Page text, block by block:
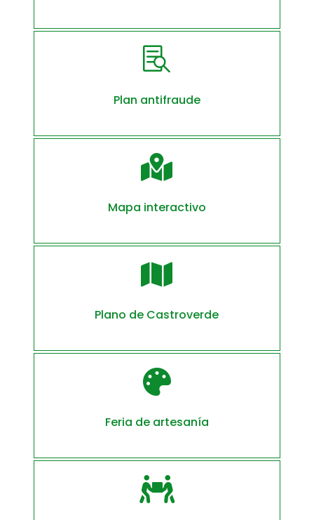

Plan antifraude

Mapa interactivo

Plano de Castroverde

Feria de artesanía
